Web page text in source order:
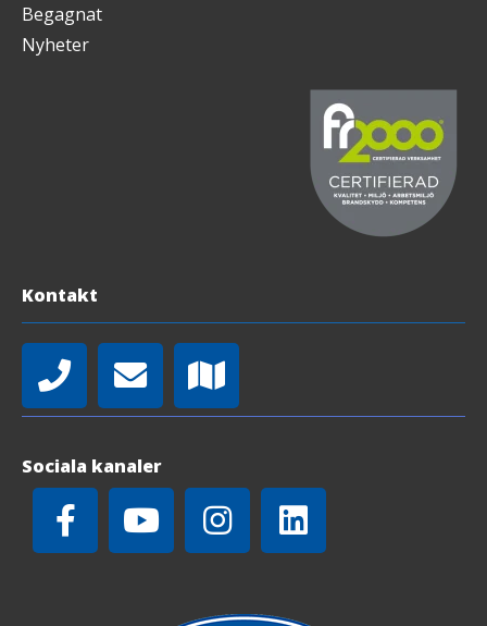
Begagnat
Nyheter
Kontakt
Sociala kanaler